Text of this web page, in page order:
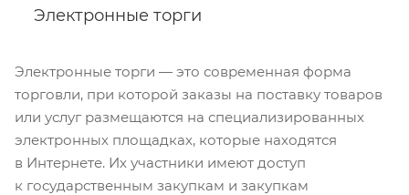
Электронные торги
Электронные торги — это современная форма
торговли, при которой заказы на поставку товаров
или услуг размещаются на специализированных
электронных площадках, которые находятся
в Интернете. Их участники имеют доступ
к государственным закупкам и закупкам